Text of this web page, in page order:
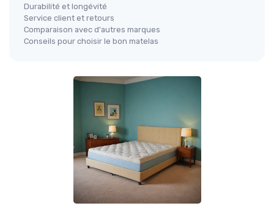
Durabilité et longévité
Service client et retours
Comparaison avec d'autres marques
Conseils pour choisir le bon matelas